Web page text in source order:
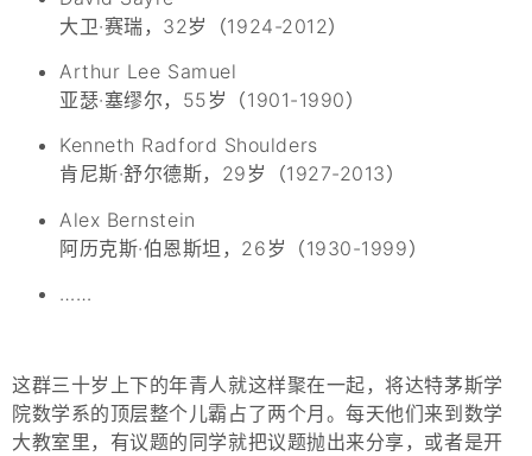
大卫·赛瑞，32岁（1924-2012）
Arthur Lee Samuel
亚瑟·塞缪尔，55岁（1901-1990）
Kenneth Radford Shoulders
肯尼斯·舒尔德斯，29岁（1927-2013）
Alex Bernstein
阿历克斯·伯恩斯坦，26岁（1930-1999）
……
这群三十岁上下的年青人就这样聚在一起，将达特茅斯学
院数学系的顶层整个儿霸占了两个月。每天他们来到数学
大教室里，有议题的同学就把议题抛出来分享，或者是开